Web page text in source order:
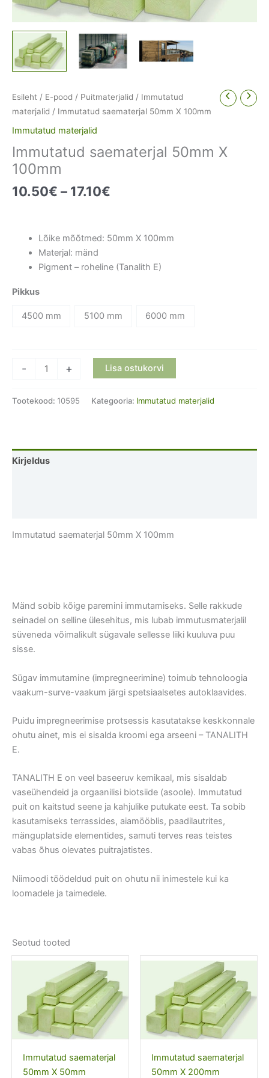
Esileht / E-pood / Puitmaterjalid / Immutatud
materjalid / Immutatud saematerjal 50mm X 100mm
Immutatud materjalid
Immutatud saematerjal 50mm X
100mm
10.50€ – 17.10€
through
Lõike mõõtmed: 50mm X 100mm
Materjal: mänd
Pigment – roheline (Tanalith E)
Pikkus
4500 mm 5100 mm 6000 mm
-
Immutatud
+ Lisa ostukorvi
Tootekood: 10595 Kategooria: Immutatud materjalid
Kirjeldus
Immutatud saematerjal 50mm X 100mm
Mänd sobib kõige paremini immutamiseks. Selle rakkude
seinadel on selline ülesehitus, mis lubab immutusmaterjalil
süveneda võimalikult sügavale sellesse liiki kuuluva puu
sisse.
Sügav immutamine (impregneerimine) toimub tehnoloogia
vaakum-surve-vaakum järgi spetsiaalsetes autoklaavides.
Puidu impregneerimise protsessis kasutatakse keskkonnale
ohutu ainet, mis ei sisalda kroomi ega arseeni – TANALITH
E.
TANALITH E on veel baseeruv kemikaal, mis sisaldab
vaseühendeid ja orgaanilisi biotsiide (asoole). Immutatud
puit on kaitstud seene ja kahjulike putukate eest. Ta sobib
kasutamiseks terrassides, aiamööblis, paadilautrites,
mänguplatside elementides, samuti terves reas teistes
vabas õhus olevates puitrajatistes.
Niimoodi töödeldud puit on ohutu nii inimestele kui ka
loomadele ja taimedele.
Seotud tooted
Immutatud saematerjal
50mm X 50mm
Immutatud saematerjal
50mm X 200mm